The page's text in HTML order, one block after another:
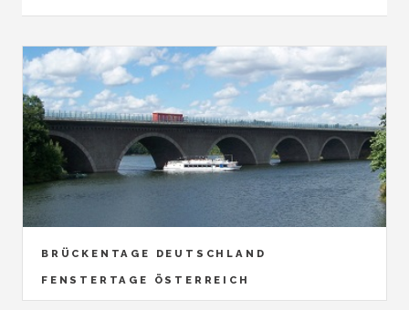
BRÜCKENTAGE DEUTSCHLAND
FENSTERTAGE ÖSTERREICH